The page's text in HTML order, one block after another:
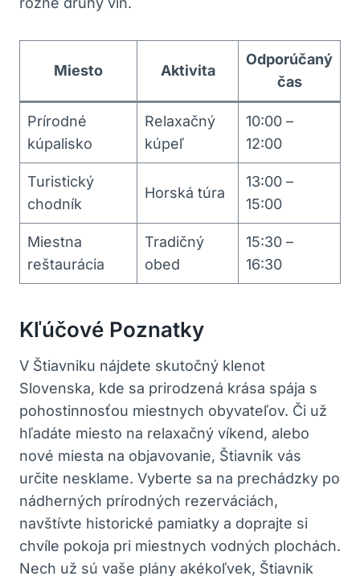
Miesto Aktivita
Odporúčaný
čas
Prírodné
kúpalisko
Relaxačný
kúpeľ
10:00 –
12:00
Turistický
chodník
Horská túra
13:00 –
15:00
Miestna
reštaurácia
Tradičný
obed
15:30 –
16:30
Kľúčové Poznatky
V Štiavniku nájdete skutočný klenot
Slovenska, kde sa prirodzená krása spája s
pohostinnosťou miestnych obyvateľov. Či už
hľadáte miesto na relaxačný víkend, alebo‌
nové miesta na objavovanie, Štiavnik vás
určite nesklame. Vyberte sa na prechádzky po
nádherných prírodných rezerváciách,
navštívte historické pamiatky a doprajte si
chvíle pokoja pri miestnych vodných plochách.
⁤Nech‍ už sú vaše plány akékoľvek, Štiavnik